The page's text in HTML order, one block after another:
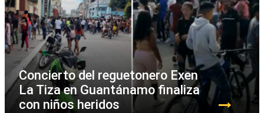
Concierto del reguetonero Exen
La Tiza en Guantánamo finaliza
con niños heridos